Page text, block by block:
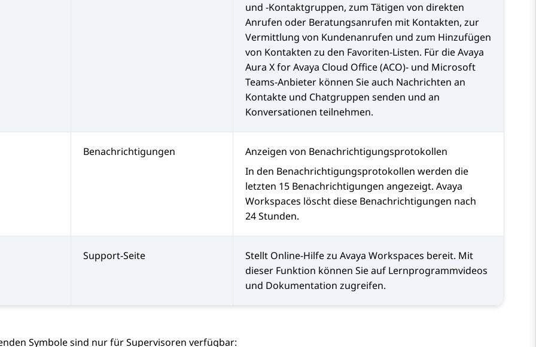
und -Kontaktgruppen, zum Tätigen von direkten
Anrufen oder Beratungsanrufen mit Kontakten, zur
Vermittlung von Kundenanrufen und zum Hinzufügen
von Kontakten zu den Favoriten-Listen. Für dieAvaya
Aura X for Avaya Cloud Office (ACO)- und Microsoft
Teams-Anbieter können Sie auch Nachrichten an
Kontakte und Chatgruppen senden und an
Konversationen teilnehmen.
Benachrichtigungen
Anzeigen von Benachrichtigungsprotokollen
In den Benachrichtigungsprotokollen werden die
letzten 15 Benachrichtigungen angezeigt. Avaya
Workspaces löscht diese Benachrichtigungen nach
24 Stunden.
Support-Seite Stellt Online-Hilfe zu Avaya Workspaces bereit. Mit
dieser Funktion können Sie auf Lernprogrammvideos
und Dokumentation zugreifen.
Symbole sind nur für Supervisoren verfügbar: